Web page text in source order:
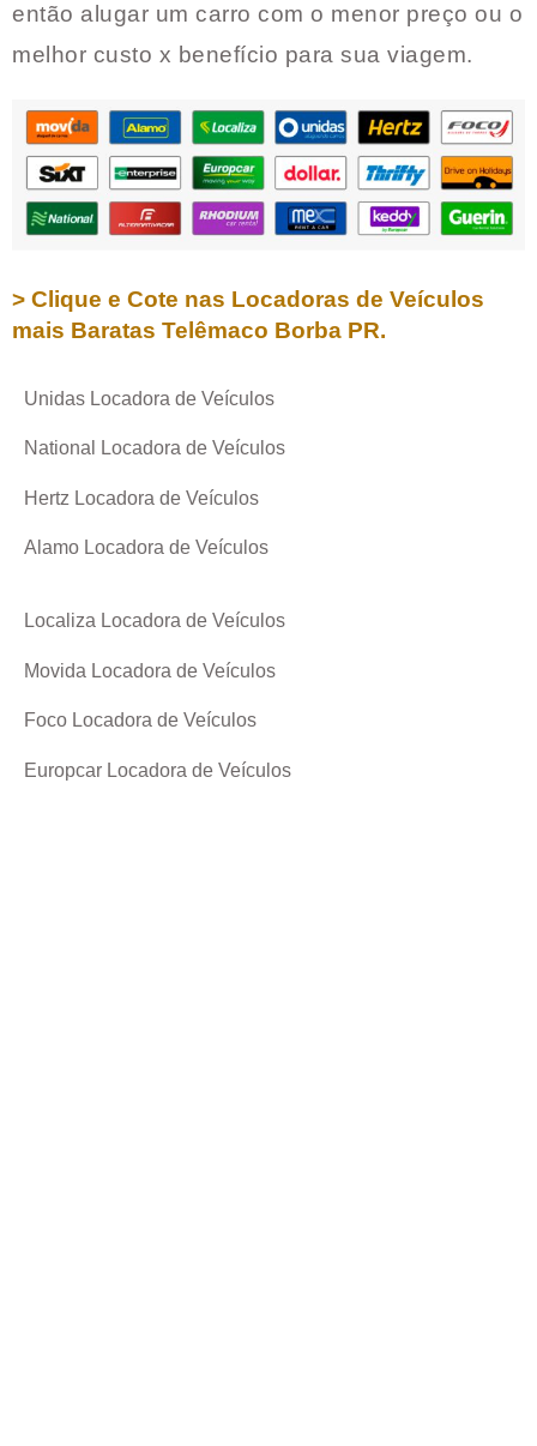
então alugar um carro com o menor preço ou o
melhor custo x benefício para sua viagem.
> Clique e Cote nas Locadoras de Veículos
mais Baratas Telêmaco Borba PR.
Unidas Locadora de Veículos
National Locadora de Veículos
Hertz Locadora de Veículos
Alamo Locadora de Veículos
Localiza Locadora de Veículos
Movida Locadora de Veículos
Foco Locadora de Veículos
Europcar Locadora de Veículos